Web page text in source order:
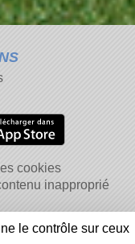
cookies
inapproprié
le contrôle sur ceux